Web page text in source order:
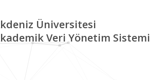
Üniversitesi
Veri Yönetim Sistemi